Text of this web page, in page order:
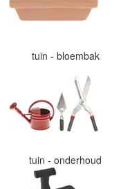
tuin - bloembak
tuin - onderhoud